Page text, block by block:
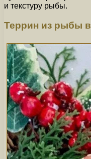
и текстуру рыбы.
Террин из рыбы